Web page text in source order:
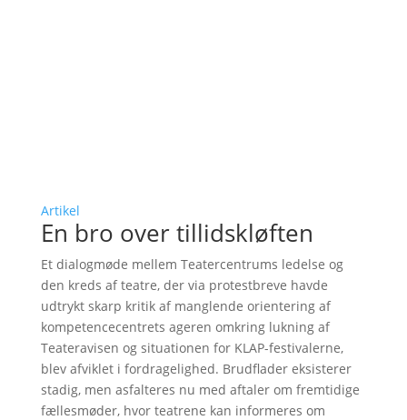
Artikel
En bro over tillidskløften
Et dialogmøde mellem Teatercentrums ledelse og
den kreds af teatre, der via protestbreve havde
udtrykt skarp kritik af manglende orientering af
kompetencecentrets ageren omkring lukning af
Teateravisen og situationen for KLAP-festivalerne,
blev afviklet i fordragelighed. Brudflader eksisterer
stadig, men asfalteres nu med aftaler om fremtidige
fællesmøder, hvor teatrene kan informeres om